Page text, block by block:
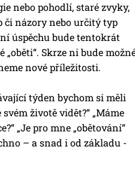
nebo pohodlí, staré zvyky,
či názory nebo určitý typ
úspěchu bude tentokrát
„oběti“. Skrze ni bude
nové příležitosti.
týden bychom si měli
životě vidět?“ „Máme
„Je pro mne „obětování“
– a snad i od základu -